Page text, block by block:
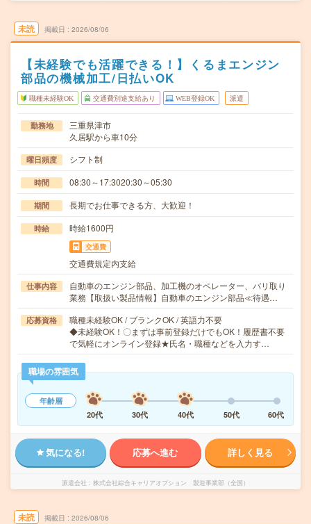
未読 掲載日 2026/08/06
【未経験でも活躍できる！】くるまエンジン
部品の機械加工/日払いOK
職種未経験OK 交通費別途支給あり WEB登録OK 派遣
勤務地
三重県津市
久居駅から車10分
曜日頻度 シフト制
時間 08:30～17:3020:30～05:30
期間 長期でお仕事できる方、大歓迎！
時給 時給1600円
交通費
交通費規定内支給
仕事内容
自動車のエンジン部品、加工機のオペレーター、バリ取り
業務【取扱い製品情報】自動車のエンジン部品≪待遇…
応募資格
職種未経験OK / ブランクOK / 英語力不要
◆未経験OK！〇まずは事前登録だけでもOK！履歴書不要
で気軽にオンライン登録★氏名・職種などを入力す…
職場の雰囲気
年齢層
20代
30代 40代 50代 60代
気になる! 応募へ進む 詳しく見る
派遣会社 株式会社綜合キャリアオプション 製造事業部（全国）
未読 掲載日 2026/08/06